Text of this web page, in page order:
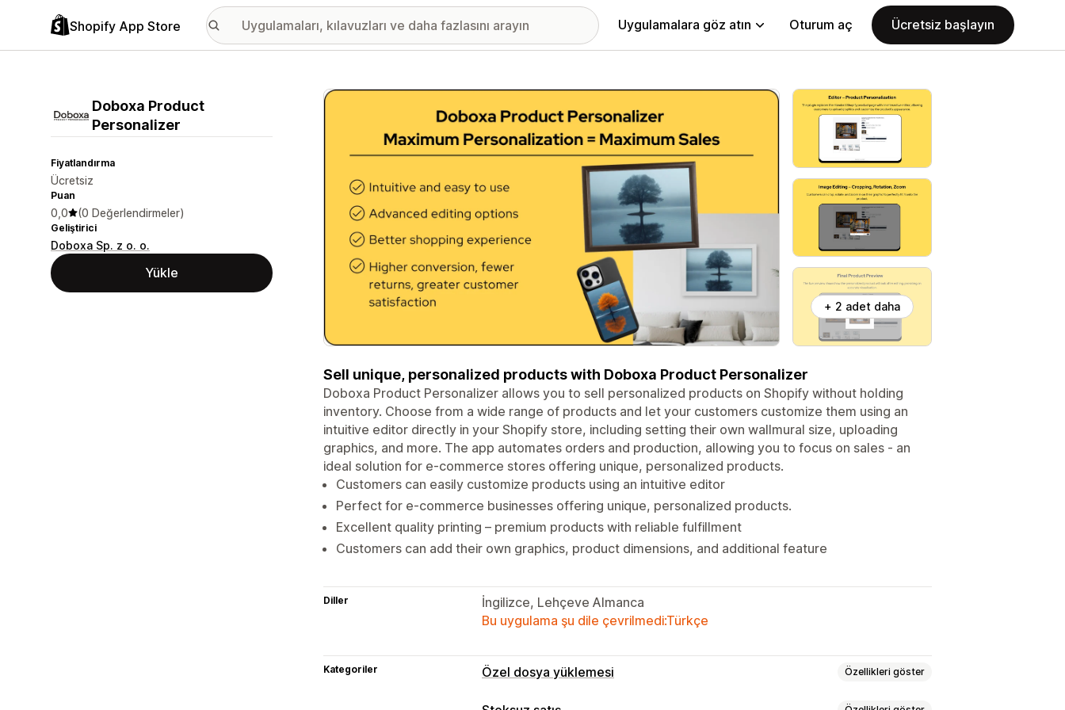
Shopify App Store Uygulamalara göz atın Oturum aç Ücretsiz başlayın
Doboxa Product
Personalizer
Fiyatlandırma
Ücretsiz
Puan
0,0 (0 Değerlendirmeler)
Geliştirici
Doboxa Sp. z o. o.
Yükle
Öne çıkan görsel galerisi
+ 2 adet daha
Sell unique, personalized products with Doboxa Product Personalizer
Doboxa Product Personalizer allows you to sell personalized products on Shopify without holding
inventory. Choose from a wide range of products and let your customers customize them using an
intuitive editor directly in your Shopify store, including setting their own wallmural size, uploading
graphics, and more. The app automates orders and production, allowing you to focus on sales - an
ideal solution for e-commerce stores offering unique, personalized products.
Customers can easily customize products using an intuitive editor
Perfect for e-commerce businesses offering unique, personalized products.
Excellent quality printing – premium products with reliable fulfillment
Customers can add their own graphics, product dimensions, and additional feature
Diller
İngilizce, Lehçeve Almanca
Bu uygulama şu dile çevrilmedi:Türkçe
Kategoriler Özel dosya yüklemesi Özellikleri göster